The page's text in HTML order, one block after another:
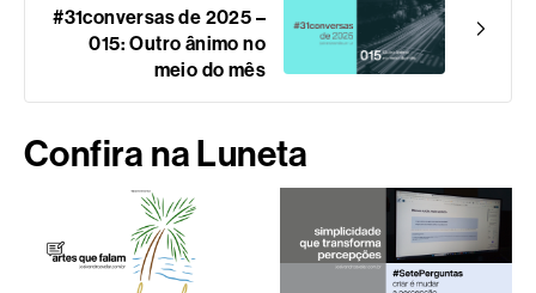
#31conversas de 2025 –
015: Outro ânimo no
meio do mês
Confira na Luneta